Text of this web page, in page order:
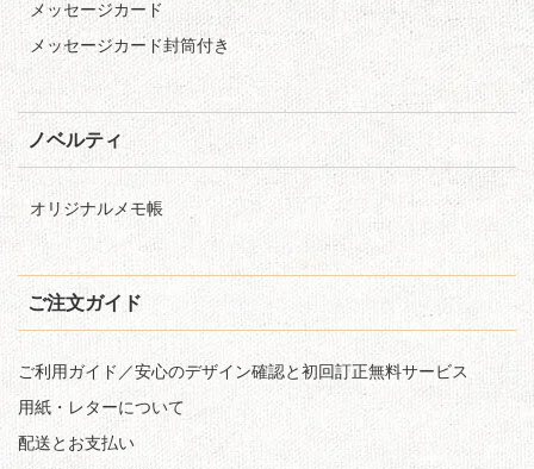
メッセージカード
メッセージカード封筒付き
ノベルティ
オリジナルメモ帳
ご注文ガイド
ご利用ガイド／安心のデザイン確認と初回訂正無料サービス
用紙・レターについて
配送とお支払い